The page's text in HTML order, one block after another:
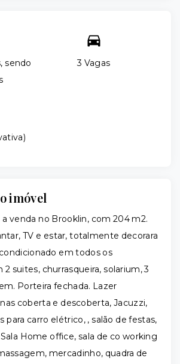
sendo
3 Vagas
)
imóvel
a venda no Brooklin, com 204 m2.
TV e estar, totalmente decorara
em todos os
suites, churrasqueira, solarium, 3
Porteira fechada. Lazer
coberta e descoberta, Jacuzzi,
para carro elétrico, , salão de festas,
Home office, sala de co working
mercadinho, quadra de